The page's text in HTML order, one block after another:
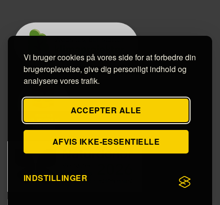
Vi bruger cookies på vores side for at forbedre din
brugeroplevelse, give dig personligt indhold og
analysere vores trafik.
ACCEPTER ALLE
AFVIS IKKE-ESSENTIELLE
INDSTILLINGER